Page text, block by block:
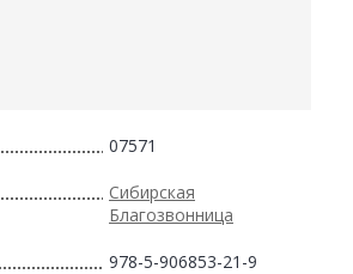
07571
Сибирская
Благозвонница
978-5-906853-21-9